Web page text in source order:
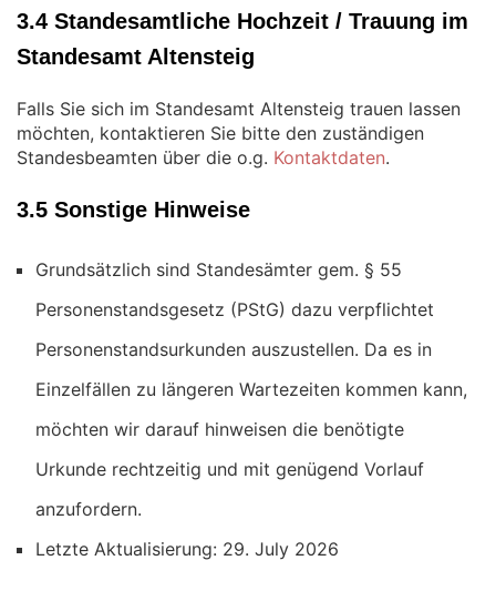
3.4 Standesamtliche Hochzeit / Trauung im
Standesamt Altensteig
Falls Sie sich im Standesamt Altensteig trauen lassen
möchten, kontaktieren Sie bitte den zuständigen
Standesbeamten über die o.g. Kontaktdaten.
3.5 Sonstige Hinweise
Grundsätzlich sind Standesämter gem. § 55
Personenstandsgesetz (PStG) dazu verpflichtet
Personenstandsurkunden auszustellen. Da es in
Einzelfällen zu längeren Wartezeiten kommen kann,
möchten wir darauf hinweisen die benötigte
Urkunde rechtzeitig und mit genügend Vorlauf
anzufordern.
Letzte Aktualisierung: 29. July 2026